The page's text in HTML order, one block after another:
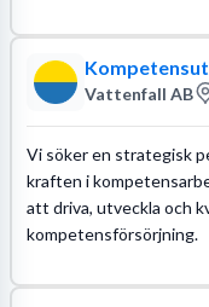
Vattenfall AB
Vi söker en strategisk
kraften i
att driva, utveckla och
kompetensförsörjning.